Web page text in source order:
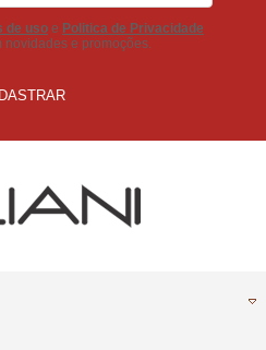
de usoe Politica de Privacidade
e promoções.